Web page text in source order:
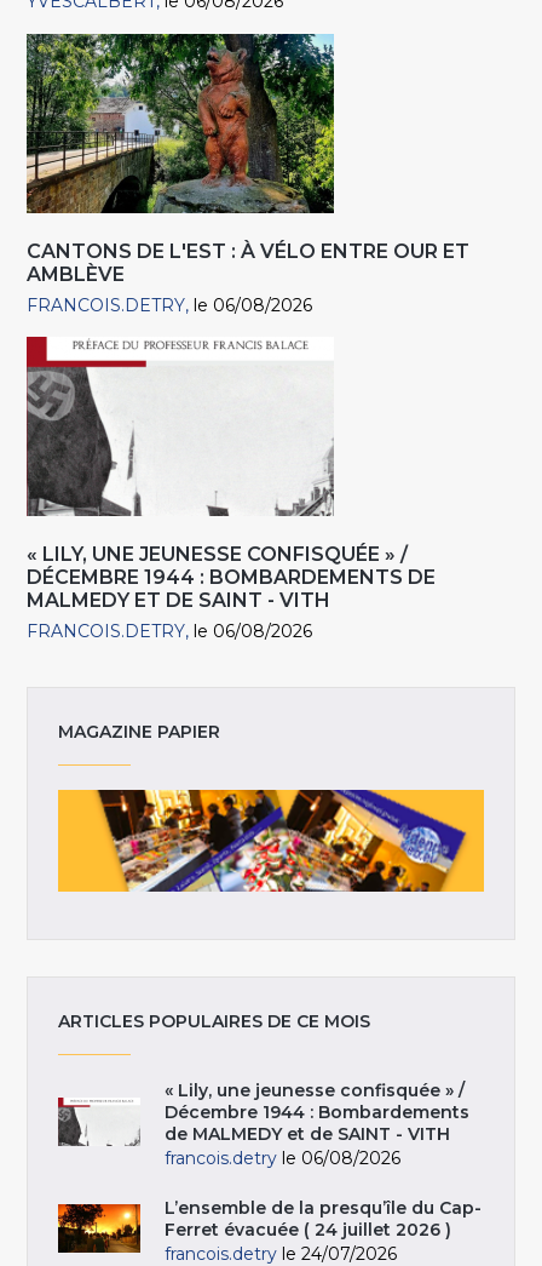
CANTONS DE L'EST : À VÉLO ENTRE OUR ET
AMBLÈVE
FRANCOIS.DETRY le 06/08/2026
« LILY, UNE JEUNESSE CONFISQUÉE » /
DÉCEMBRE 1944 : BOMBARDEMENTS DE
MALMEDY ET DE SAINT - VITH
FRANCOIS.DETRY le 06/08/2026
MAGAZINE PAPIER
ARTICLES POPULAIRES DE CE MOIS
« Lily, une jeunesse confisquée » /
Décembre 1944 : Bombardements
de MALMEDY et de SAINT - VITH
francois.detry le 06/08/2026
L’ensemble de la presqu’île du Cap-
Ferret évacuée ( 24 juillet 2026 )
francois.detry le 24/07/2026